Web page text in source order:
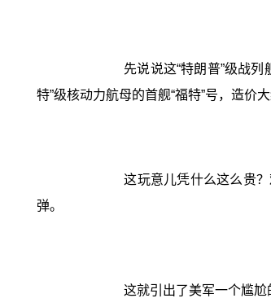
先说说这“特朗普”级战
特”级核动力航母的首舰“福特”号，造价
这玩意儿凭什么这么贵
弹。
这就引出了美军一个尴